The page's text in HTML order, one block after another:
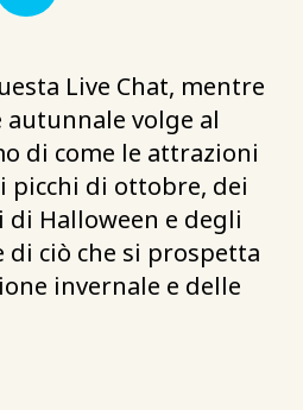
Live Chat, mentre
volge al
di come le attrazioni
picchi di ottobre, dei
Halloween e degli
ciò che si prospetta
invernale e delle